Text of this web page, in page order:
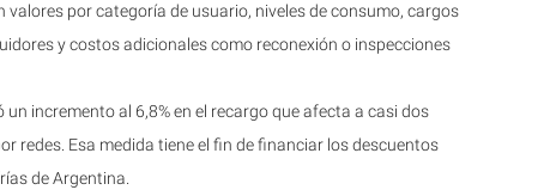
por categoría de usuario, niveles de consumo, cargos
y costos adicionales como reconexión o inspecciones
incremento al 6,8% en el recargo que afecta a casi dos
redes. Esa medida tiene el fin de financiar los descuentos
de Argentina.